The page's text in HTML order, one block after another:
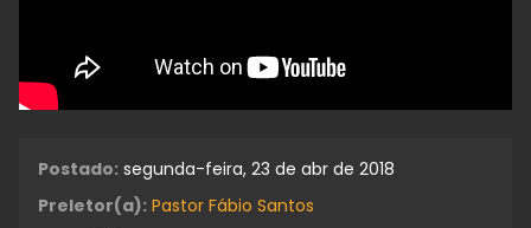
Postado: segunda-feira, 23 de abr de 2018
Preletor(a): Pastor Fábio Santos